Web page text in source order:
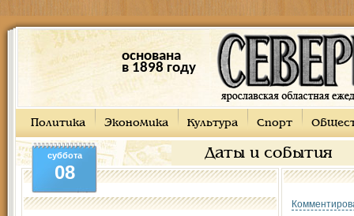
основана
в 1898 году
Политика Экономика Культура Спорт
Даты и события
суббота
08